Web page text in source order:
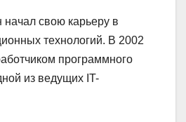
свою карьеру в
технологий. В 2002
программного
из ведущих IT-